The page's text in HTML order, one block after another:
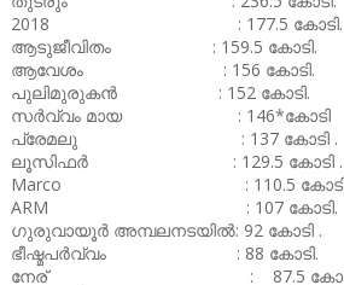
2018 : 177.5 കോടി.
ആടുജീവിതം : 159.5 കോടി.
ആവേശം : 156 കോടി.
പുലിമുരുകൻ : 152 കോടി.
സർവ്വം മായ : 146*കോടി
പ്രേമലു : 137 കോടി .
ലൂസിഫർ : 129.5 കോടി .
Marco : 110.5 കോടി
ARM : 107 കോടി.
ഗുരുവായൂർ അമ്പലനടയിൽ: 92 കോടി .
ഭീഷ്മപർവ്വം : 88 കോടി.
നേര് : 87.5